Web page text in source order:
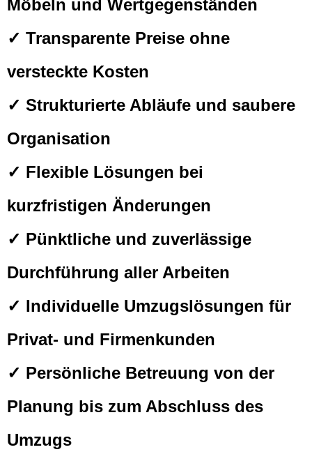
Möbeln und Wertgegenständen
✓ Transparente Preise ohne
versteckte Kosten
✓ Strukturierte Abläufe und saubere
Organisation
✓ Flexible Lösungen bei
kurzfristigen Änderungen
✓ Pünktliche und zuverlässige
Durchführung aller Arbeiten
✓ Individuelle Umzugslösungen für
Privat- und Firmenkunden
✓ Persönliche Betreuung von der
Planung bis zum Abschluss des
Umzugs